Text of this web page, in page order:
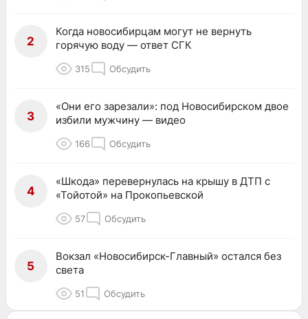
2
Когда новосибирцам могут не вернуть
горячую воду — ответ СГК
315 Обсудить
3
«Они его зарезали»: под Новосибирском двое
избили мужчину — видео
166 Обсудить
4
«Шкода» перевернулась на крышу в ДТП с
«Тойотой» на Прокопьевской
57 Обсудить
5
Вокзал «Новосибирск-Главный» остался без
света
51 Обсудить